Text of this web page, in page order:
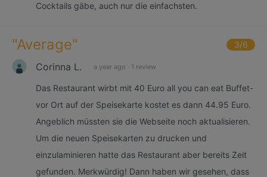
Cocktails gäbe, auch nur die einfachsten.
"Average" 3/6
Corinna L. a year ago · 1 review
Das Restaurant wirbt mit 40 Euro all you can eat Buffet-
vor Ort auf der Speisekarte kostet es dann 44.95 Euro.
Angeblich müssten sie die Webseite noch aktualisieren.
Um die neuen Speisekarten zu drucken und
einzulaminieren hatte das Restaurant aber bereits Zeit
gefunden. Merkwürdig! Dann haben wir gesehen, dass